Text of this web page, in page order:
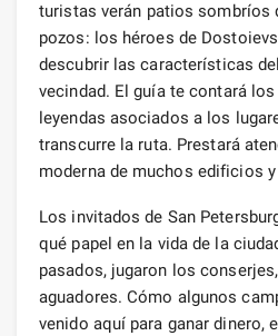
turistas verán patios sombríos
pozos: los héroes de
descubrir las características
vecindad. El guía te contará
leyendas asociados a los
transcurre la ruta. Prestará
moderna de muchos edificios
Los invitados de San
qué papel en la vida de la
pasados, jugaron los
aguadores. Cómo algunos
venido aquí para ganar dinero,